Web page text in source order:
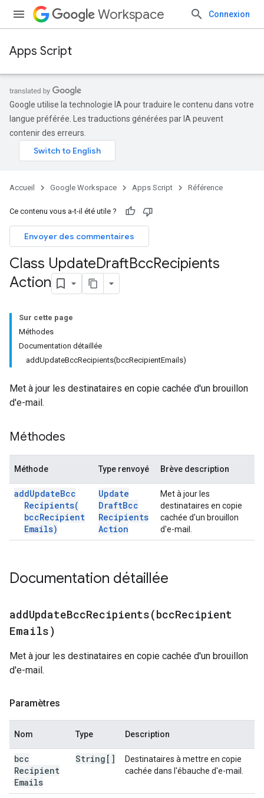
Workspace Connexion
Apps Script
Google utilise la technologie IA pour traduire le contenu dans votre
langue préférée. Les traductions générées par IA peuvent
contenir des erreurs.
Accueil Google Workspace Apps Script Référence
Ce contenu vous a-t-il été utile ?
Envoyer des commentaires
Class UpdateDraftBccRecipients
Action
Sur cette page
Méthodes
Documentation détaillée
addUpdateBccRecipients(bccRecipientEmails)
Met à jour les destinataires en copie cachée d'un brouillon
d'e-mail.
Méthodes
Méthode Type renvoyé Brève description
addUpdateBcc
Recipients(
bccRecipient
Emails)
Update
DraftBcc
Recipients
Action
Met à jour les
destinataires en copie
cachée d'un brouillon
d'e-mail.
Documentation détaillée
addUpdateBccRecipients(bccRecipient
Emails)
Met à jour les destinataires en copie cachée d'un brouillon
d'e-mail.
Paramètres
Nom Type Description
bcc
Recipient
Emails
String[]
Destinataires à mettre en copie
cachée dans l'ébauche d'e-mail.